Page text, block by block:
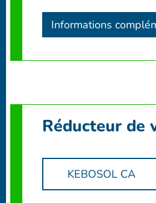
Informations
Réducteur de
KEBOSOL CA